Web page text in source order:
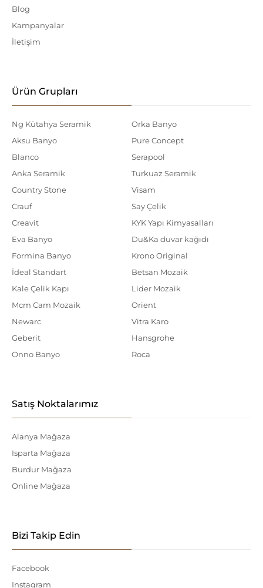
Blog
Kampanyalar
İletişim
Ürün Grupları
Ng Kütahya Seramik
Aksu Banyo
Blanco
Anka Seramik
Country Stone
Crauf
Creavit
Eva Banyo
Formina Banyo
İdeal Standart
Kale Çelik Kapı
Mcm Cam Mozaik
Newarc
Geberit
Onno Banyo
Orka Banyo
Pure Concept
Serapool
Turkuaz Seramik
Visam
Say Çelik
KYK Yapı Kimyasalları
Du&Ka duvar kağıdı
Krono Original
Betsan Mozaik
Lider Mozaik
Orient
Vitra Karo
Hansgrohe
Roca
Satış Noktalarımız
Alanya Mağaza
Isparta Mağaza
Burdur Mağaza
Online Mağaza
Bizi Takip Edin
Facebook
Instagram